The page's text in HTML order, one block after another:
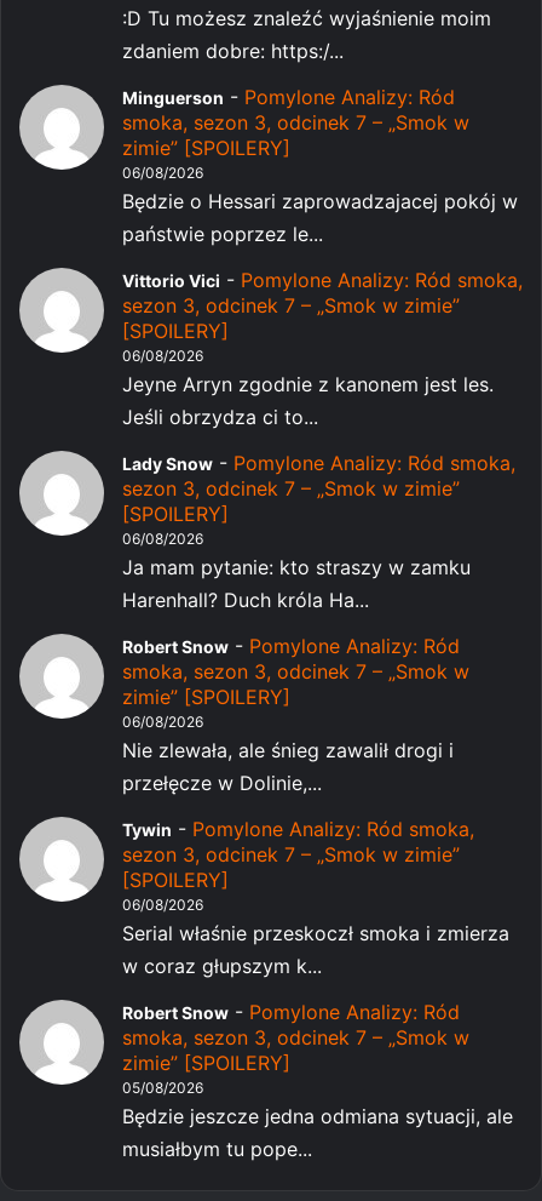
:D Tu możesz znaleźć wyjaśnienie moim
zdaniem dobre: https:/...
Minguerson - Pomylone Analizy: Ród
smoka, sezon 3, odcinek 7 – „Smok w
zimie” [SPOILERY]
06/08/2026
Będzie o Hessari zaprowadzajacej pokój w
państwie poprzez le...
Vittorio Vici - Pomylone Analizy: Ród smoka,
sezon 3, odcinek 7 – „Smok w zimie”
[SPOILERY]
06/08/2026
Jeyne Arryn zgodnie z kanonem jest les.
Jeśli obrzydza ci to...
Lady Snow - Pomylone Analizy: Ród smoka,
sezon 3, odcinek 7 – „Smok w zimie”
[SPOILERY]
06/08/2026
Ja mam pytanie: kto straszy w zamku
Harenhall? Duch króla Ha...
Robert Snow - Pomylone Analizy: Ród
smoka, sezon 3, odcinek 7 – „Smok w
zimie” [SPOILERY]
06/08/2026
Nie zlewała, ale śnieg zawalił drogi i
przełęcze w Dolinie,...
Tywin - Pomylone Analizy: Ród smoka,
sezon 3, odcinek 7 – „Smok w zimie”
[SPOILERY]
06/08/2026
Serial właśnie przeskoczł smoka i zmierza
w coraz głupszym k...
Robert Snow - Pomylone Analizy: Ród
smoka, sezon 3, odcinek 7 – „Smok w
zimie” [SPOILERY]
05/08/2026
Będzie jeszcze jedna odmiana sytuacji, ale
musiałbym tu pope...